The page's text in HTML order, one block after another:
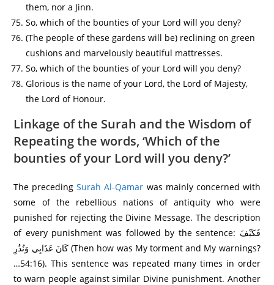
them, nor a Jinn.
So, which of the bounties of your Lord will you deny?
(The people of these gardens will be) reclining on green
cushions and marvelously beautiful mattresses.
So, which of the bounties of your Lord will you deny?
Glorious is the name of your Lord, the Lord of Majesty,
the Lord of Honour.
Linkage of the Surah and the Wisdom of
Repeating the words, ‘Which of the
bounties of your Lord will you deny?’
The precedingSurah Al-Qamar was mainly concerned with
some of the rebellious nations of antiquity who were
punished for rejecting the Divine Message. The description
of every punishment was followed by the sentence: فَكَيْفَ
كَانَ عَذَابِي وَنُذُرِ‌ (Then how was My torment and My warnings?
…54:16). This sentence was repeated many times in order
to warn people against similar Divine punishment. Another